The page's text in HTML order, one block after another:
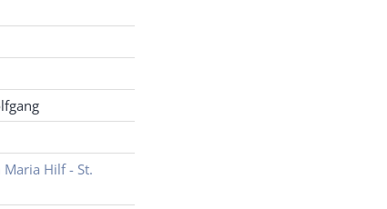
Hilf - St.